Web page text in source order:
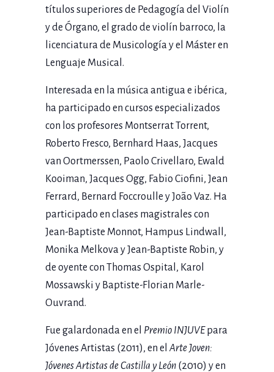
títulos superiores de Pedagogía del Violín
y de Órgano, el grado de violín barroco, la
licenciatura de Musicología y el Máster en
Lenguaje Musical.
Interesada en la música antigua e ibérica,
ha participado en cursos especializados
con los profesores Montserrat Torrent,
Roberto Fresco, Bernhard Haas, Jacques
van Oortmerssen, Paolo Crivellaro, Ewald
Kooiman, Jacques Ogg, Fabio Ciofini, Jean
Ferrard, Bernard Foccroulle y João Vaz. Ha
participado en clases magistrales con
Jean-Baptiste Monnot, Hampus Lindwall,
Monika Melkova y Jean-Baptiste Robin, y
de oyente con Thomas Ospital, Karol
Mossawski y Baptiste-Florian Marle-
Ouvrand.
Fue galardonada en el Premio INJUVEpara
Jóvenes Artistas (2011), en el Arte Joven:
Jóvenes Artistas de Castilla y León (2010) y en